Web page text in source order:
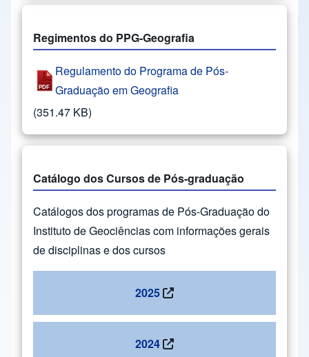
Regimentos do PPG-Geografia
Regulamento do Programa de Pós-
Graduação em Geografia
(351.47 KB)
Catálogo dos Cursos de Pós-graduação
Catálogos dos programas de Pós-Graduação do
Instituto de Geociências com informações gerais
de disciplinas e dos cursos
2025
2024